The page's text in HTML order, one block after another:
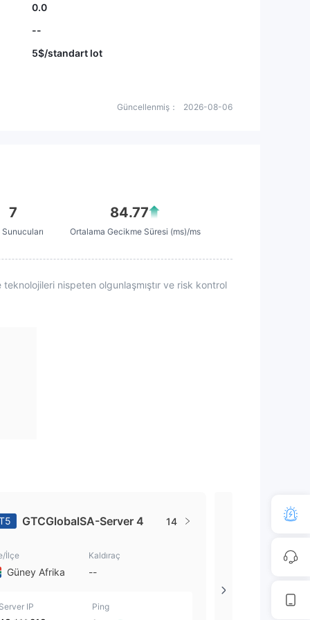
0.0
--
5$/standart lot
Güncellenmiş： 2026-08-06
7 84.77
Ortalama Gecikme Süresi (ms)/ms
nispeten olgunlaşmıştır ve risk kontrol
GTCGlobalSA-Server 4 14
İlçe
Güney Afrika
Kaldıraç
--
Server IP Ping